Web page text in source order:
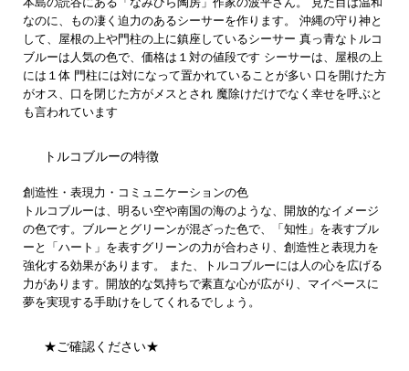
なのに、もの凄く迫力のあるシーサーを作ります。 沖縄の守り神と
して、屋根の上や門柱の上に鎮座しているシーサー 真っ青なトルコ
ブルーは人気の色で、価格は１対の値段です シーサーは、屋根の上
には１体 門柱には対になって置かれていることが多い 口を開けた方
がオス、口を閉じた方がメスとされ 魔除けだけでなく幸せを呼ぶと
も言われています
トルコブルーの特徴
創造性・表現力・コミュニケーションの色
トルコブルーは、明るい空や南国の海のような、開放的なイメージ
の色です。ブルーとグリーンが混ざった色で、「知性」を表すブル
ーと「ハート」を表すグリーンの力が合わさり、創造性と表現力を
強化する効果があります。 また、トルコブルーには人の心を広げる
力があります。開放的な気持ちで素直な心が広がり、マイペースに
夢を実現する手助けをしてくれるでしょう。
★ご確認ください★